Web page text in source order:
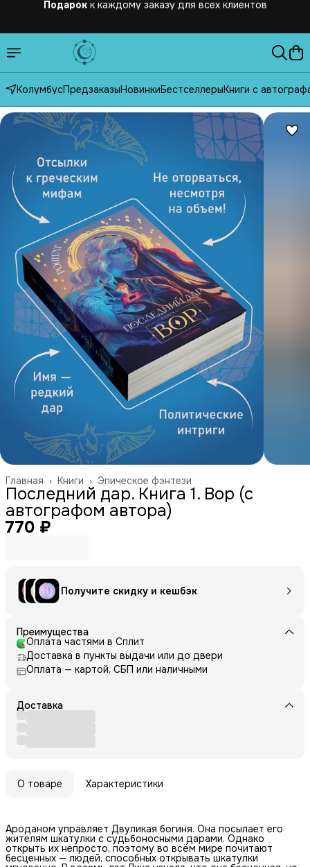
КолумбусПредзаказыНовинкиБестселлерыКниги с
Эпическое фэнтези
Книги ›
Главная ›
Последний дар. Книга 1. Вор (с
автографом автора)
770 ₽
Получите скидку и кешбэк
Преимущества
Оплата частями в Сплит
Доставка в пункты выдачи или до двери
Оплата — картой, СБП или наличными
Доставка
О товаре Характеристики
Ароданом управляет Двуликая богиня. Она посылает его
жителям шкатулки с судьбоносными дарами. Однако
открыть их непросто, поэтому во всём мире почитают
бесценных — людей, способных открывать шкатулки